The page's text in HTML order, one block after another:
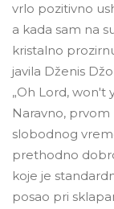
vrlo pozitivno
a kada sam na
kristalno
javila Dženis
„Oh Lord, won't
Naravno,
slobodnog
prethodno
koje je
posao pri